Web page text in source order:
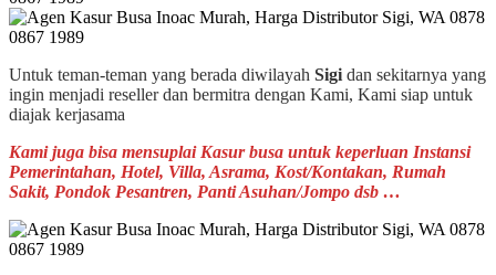
Untuk teman-teman yang berada diwilayah Sigi dan sekitarnya yang
ingin menjadi reseller dan bermitra dengan Kami, Kami siap untuk
diajak kerjasama
Kami juga bisa mensuplai Kasur busa untuk keperluan Instansi
Pemerintahan, Hotel, Villa, Asrama, Kost/Kontakan, Rumah
Sakit, Pondok Pesantren, Panti Asuhan/Jompo dsb …